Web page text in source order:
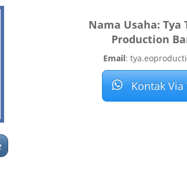
Nama Usaha: Tya
Production
Email:
Kontak Via